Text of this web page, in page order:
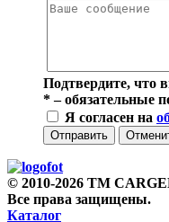
Подтвердите, что
*– обязательные
Я согласен на
Отправить
© 2010-2026 TM
Все права защищены.
Каталог